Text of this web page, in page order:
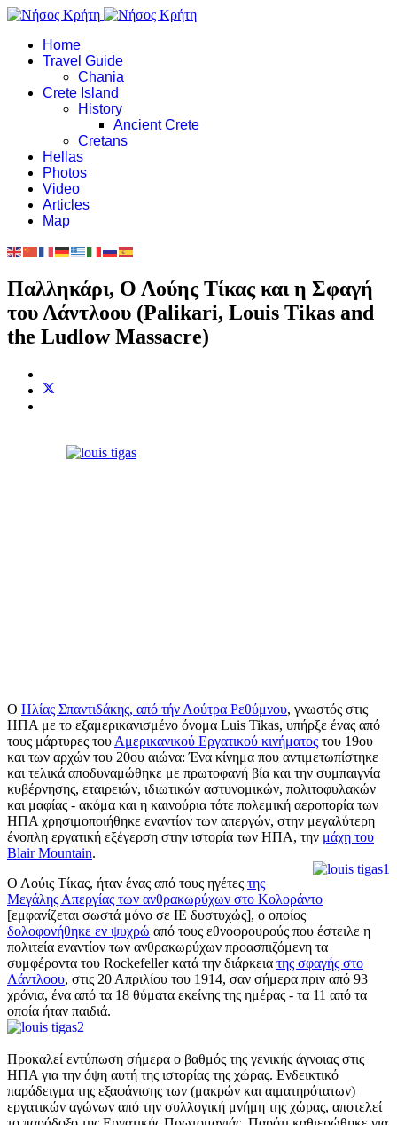
Home
Travel Guide
Chania
Crete Island
History
Ancient Crete
Cretans
Hellas
Photos
Video
Articles
Map
Παλληκάρι, Ο Λούης Τίκας και η Σφαγή
του Λάντλοου (Palikari, Louis Tikas and
the Ludlow Massacre)
Ο Ηλίας Σπαντιδάκης, από τήν Λούτρα Ρεθύμνου, γνωστός στις
ΗΠΑ με το εξαμερικανισμένο όνομα Luis Tikas, υπήρξε ένας από
τους μάρτυρες του Αμερικανικού Εργατικού κινήματος του 19ου
και των αρχών του 20ου αιώνα: Ένα κίνημα που αντιμετωπίστηκε
και τελικά αποδυναμώθηκε με πρωτοφανή βία και την συμπαιγνία
κυβέρνησης, εταιρειών, ιδιωτικών αστυνομικών, πολιτοφυλακών
και μαφίας - ακόμα και η καινούρια τότε πολεμική αεροπορία των
ΗΠΑ χρησιμοποιήθηκε εναντίον των απεργών, στην μεγαλύτερη
ένοπλη εργατική εξέγερση στην ιστορία των ΗΠΑ, την μάχη του
Blair Mountain.
Ο Λούις Τίκας, ήταν ένας από τους ηγέτες της
Μεγάλης Απεργίας των ανθρακωρύχων στο Κολοράντο
[εμφανίζεται σωστά μόνο σε IE δυστυχώς], ο οποίος
δολοφονήθηκε εν ψυχρώ από τους εθνοφρουρούς που έστειλε η
πολιτεία εναντίον των ανθρακωρύχων προασπιζόμενη τα
συμφέροντα του Rockefeller κατά την διάρκεια της σφαγής στο
Λάντλοου, στις 20 Απριλίου του 1914, σαν σήμερα πριν από 93
χρόνια, ένα από τα 18 θύματα εκείνης της ημέρας - τα 11 από τα
οποία ήταν παιδιά.
Προκαλεί εντύπωση σήμερα ο βαθμός της γενικής άγνοιας στις
ΗΠΑ για την όψη αυτή της ιστορίας της χώρας. Ενδεικτικό
παράδειγμα της εξαφάνισης των (μακρών και αιματηρότατων)
εργατικών αγώνων από την συλλογική μνήμη της χώρας, αποτελεί